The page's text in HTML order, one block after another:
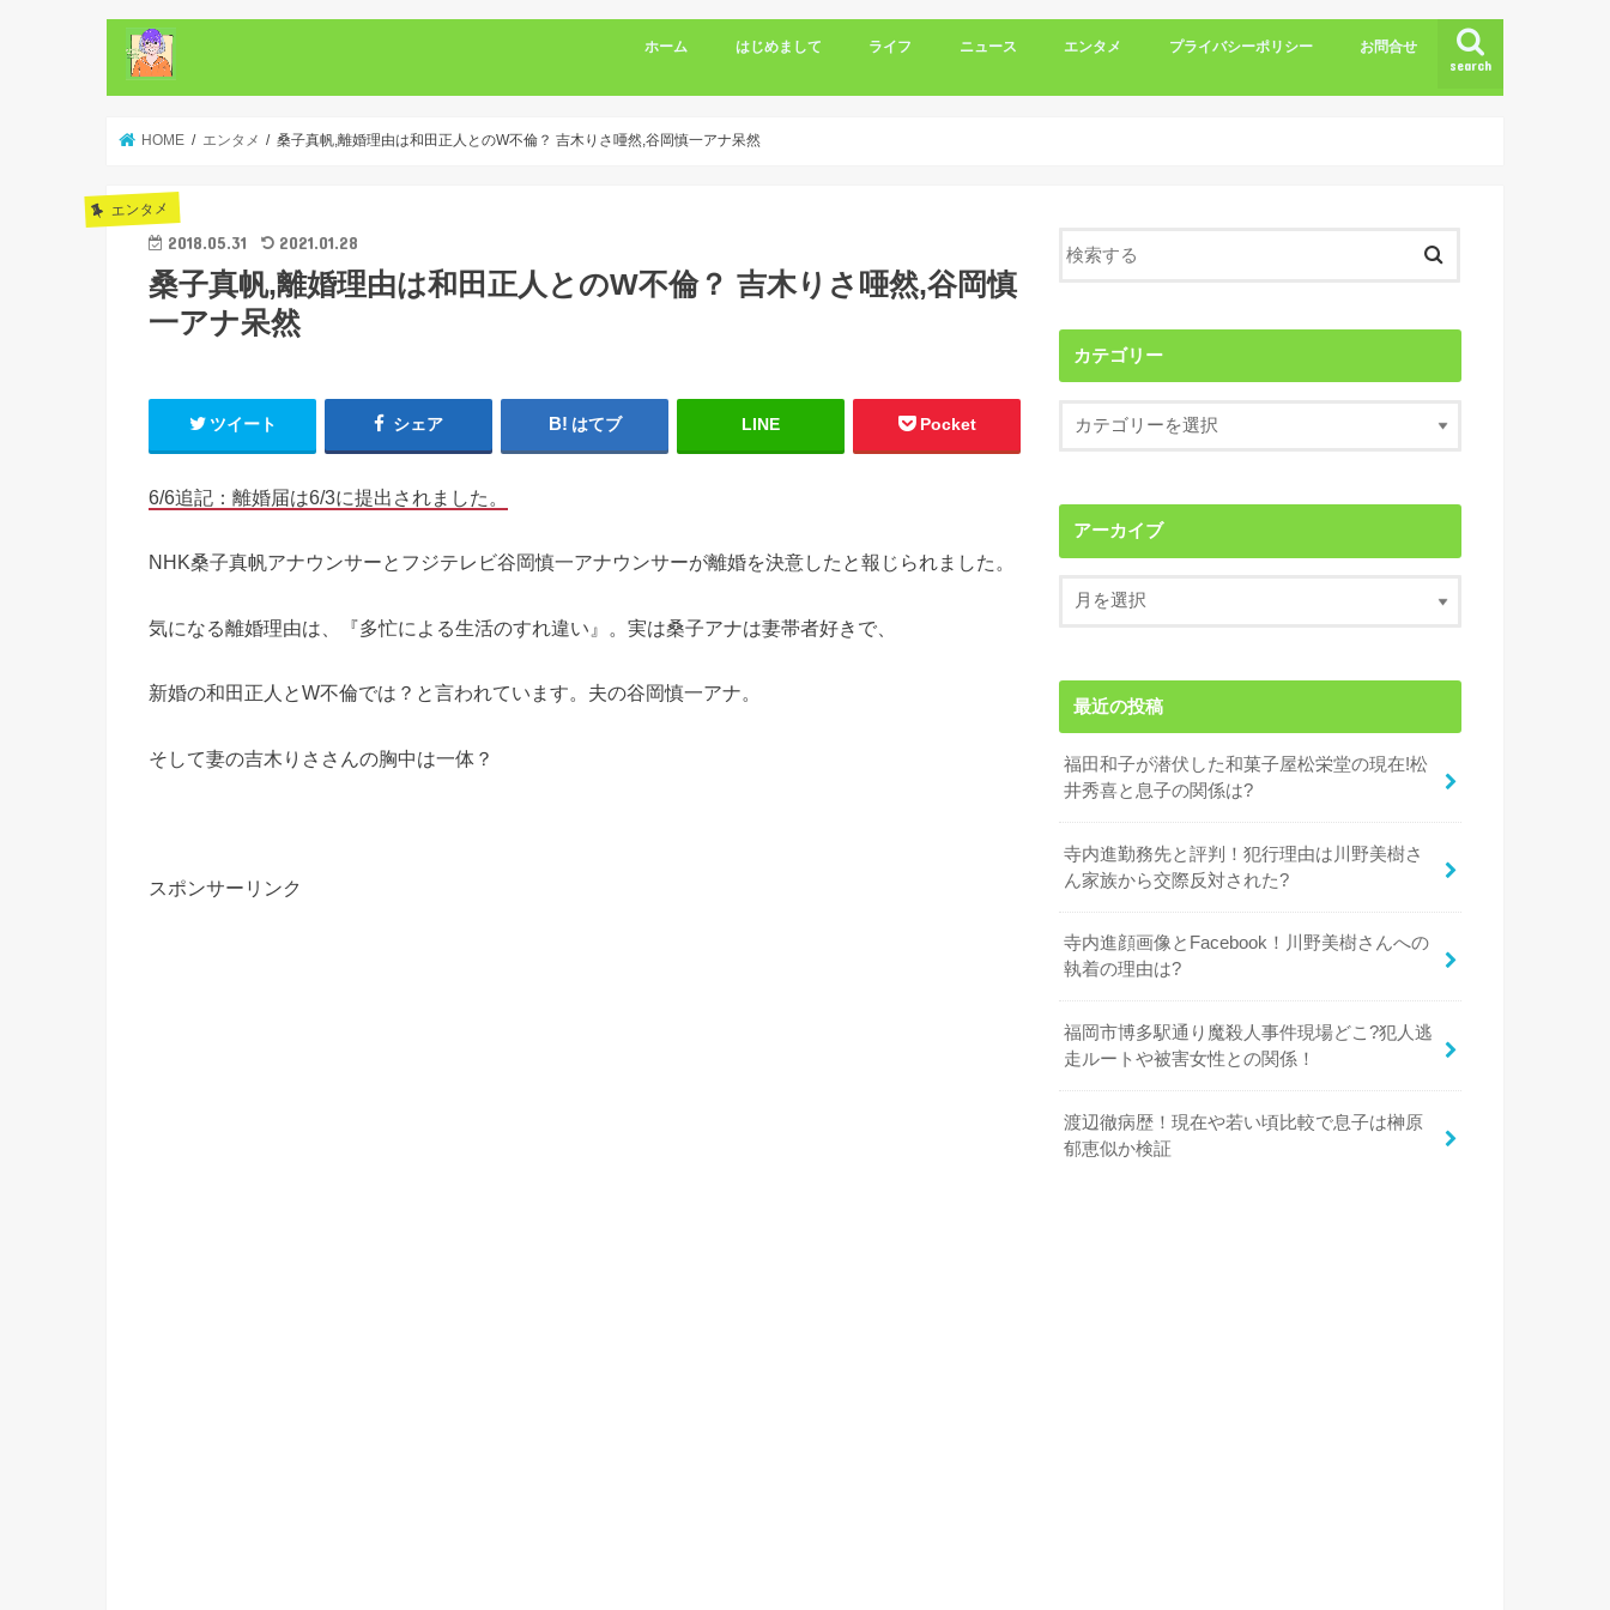
search
ホーム はじめまして ライフ ニュース エンタメ プライバシーポリシー お問合せ
HOME エンタメ 桑子真帆,離婚理由は和田正人とのW不倫？ 吉木りさ唖然,谷岡慎一アナ呆然
エンタメ
2018.05.31 2021.01.28
桑子真帆,離婚理由は和田正人とのW不倫？ 吉木りさ唖然,谷岡慎
一アナ呆然
ツイート シェア はてブ LINE Pocket
6/6追記：離婚届は6/3に提出されました。
NHK桑子真帆アナウンサーとフジテレビ谷岡慎一アナウンサーが離婚を決意したと報じられました。
気になる離婚理由は、『多忙による生活のすれ違い』。実は桑子アナは妻帯者好きで、
新婚の和田正人とW不倫では？と言われています。夫の谷岡慎一アナ。
そして妻の吉木りささんの胸中は一体？
スポンサーリンク
カテゴリー
アーカイブ
最近の投稿
福田和子が潜伏した和菓子屋松栄堂の現在!松
井秀喜と息子の関係は?
寺内進勤務先と評判！犯行理由は川野美樹さ
ん家族から交際反対された?
寺内進顔画像とFacebook！川野美樹さんへの
執着の理由は?
福岡市博多駅通り魔殺人事件現場どこ?犯人逃
走ルートや被害女性との関係！
渡辺徹病歴！現在や若い頃比較で息子は榊原
郁恵似か検証